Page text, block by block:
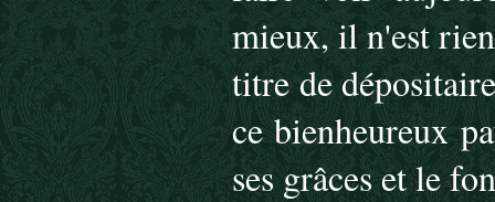
mieux, il n'est
titre de
ce bienheureux
ses grâces et le